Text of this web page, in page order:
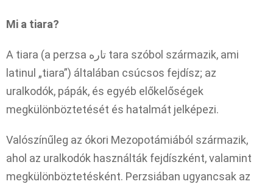
Mi a tiara?
A tiara (a perzsa تاره tara szóbol származik, ami
latinul „tiara”) általában csúcsos fejdísz; az
uralkodók, pápák, és egyéb előkelőségek
megkülönböztetését és hatalmát jelképezi.
Valószínűleg az ókori Mezopotámiából származik,
ahol az uralkodók használták fejdíszként, valamint
megkülönböztetésként. Perzsiában ugyancsak az